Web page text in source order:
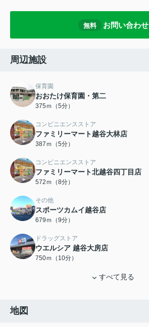
無料 お問い合わせ
周辺施設
保育園
おおたけ保育園・第二
375ｍ（5分）
コンビニエンスストア
ファミリーマート越谷大林店
387ｍ（5分）
コンビニエンスストア
ファミリーマート北越谷四丁目店
572ｍ（8分）
その他
スポーツカムイ越谷店
679ｍ（9分）
ドラッグストア
ウエルシア 越谷大房店
750ｍ（10分）
すべて見る
地図